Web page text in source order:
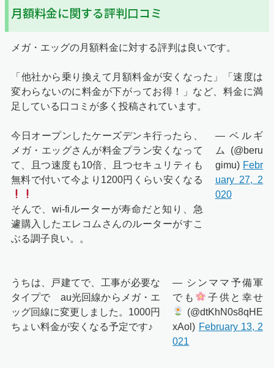
月額料金に関する評判口コミ
メガ・エッグの月額料金に対する評判は良いです。
「他社から乗り換えて月額料金が安くなった」「速度は
変わらないのに料金が下がってお得！」など、料金に満
足している口コミが多く投稿されています。
今日オープンしたケーズデンキ行ったら、
メガ・エッグさんが料金プラン安くなって
て、且つ速度も10倍、且つセキュリティも
無料で付いて今より1200円くらい安くなる
そんで、wi-fiルーターが寿命だと知り、急
遽購入したエレコムさんのルーターがすこ
ぶる調子良い。。
— ベルギ
ム (@beru
gimu) Febr
uary 27, 2
020
うちは、戸建てで、工事が必要な
タイプで au光回線からメガ・エ
ッグ回線に変更しました。1000円
ちょい料金が安くなる予定です♪
— シンママ予備軍
でも
子供と幸せ
(@dtKhN0s8qHE
xAol) February 13, 2
021